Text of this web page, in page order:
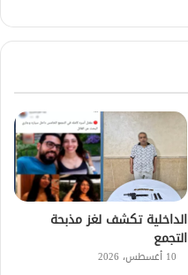
الداخلية تكشف لغز مذبحة
التجمع
10 أغسطس، 2026